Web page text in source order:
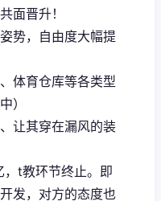
面晋升！
势，自由度大幅提
体育仓库等各类型
）
让其穿在漏风的装
t教环节终止。即
发，对方的态度也